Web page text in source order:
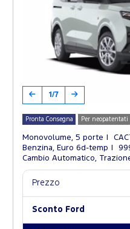
1/7
Pronta Consegna Per neopatentati
Monovolume, 5 porte
Benzina, Euro 6d-temp
Cambio Automatico,
Prezzo
Sconto Ford